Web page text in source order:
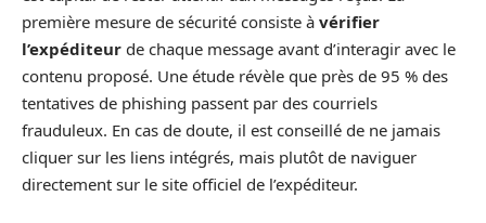
première mesure de sécurité consiste à vérifier
l’expéditeur de chaque message avant d’interagir avec le
contenu proposé. Une étude révèle que près de 95 % des
tentatives de phishing passent par des courriels
frauduleux. En cas de doute, il est conseillé de ne jamais
cliquer sur les liens intégrés, mais plutôt de naviguer
directement sur le site officiel de l’expéditeur.